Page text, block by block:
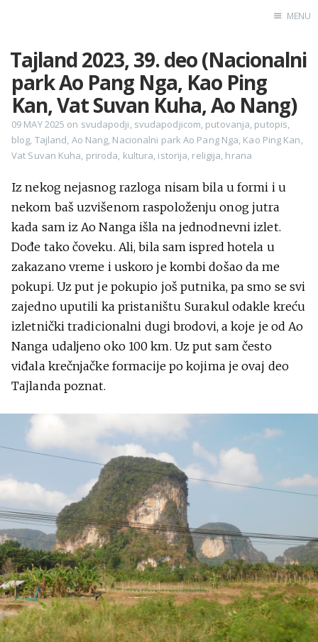
Home
X
Pinterest
Sadržaj
MENU
Tajland 2023, 39. deo (Nacionalni
park Ao Pang Nga, Kao Ping
Kan, Vat Suvan Kuha, Ao Nang)
09 MAY 2025 on svudapodji, svudapodjicom, putovanja, putopis,
blog, Tajland, Ao Nang, Nacionalni park Ao Pang Nga, Kao Ping Kan,
Vat Suvan Kuha, priroda, kultura, istorija, religija, hrana
Iz nekog nejasnog razloga nisam bila u formi i u
nekom baš uzvišenom raspoloženju onog jutra
kada sam iz Ao Nanga išla na jednodnevni izlet.
Dođe tako čoveku. Ali, bila sam ispred hotela u
zakazano vreme i uskoro je kombi došao da me
pokupi. Uz put je pokupio još putnika, pa smo se svi
zajedno uputili ka pristaništu Surakul odakle kreću
izletnički tradicionalni dugi brodovi, a koje je od Ao
Nanga udaljeno oko 100 km. Uz put sam često
viđala krečnjačke formacije po kojima je ovaj deo
Tajlanda poznat.